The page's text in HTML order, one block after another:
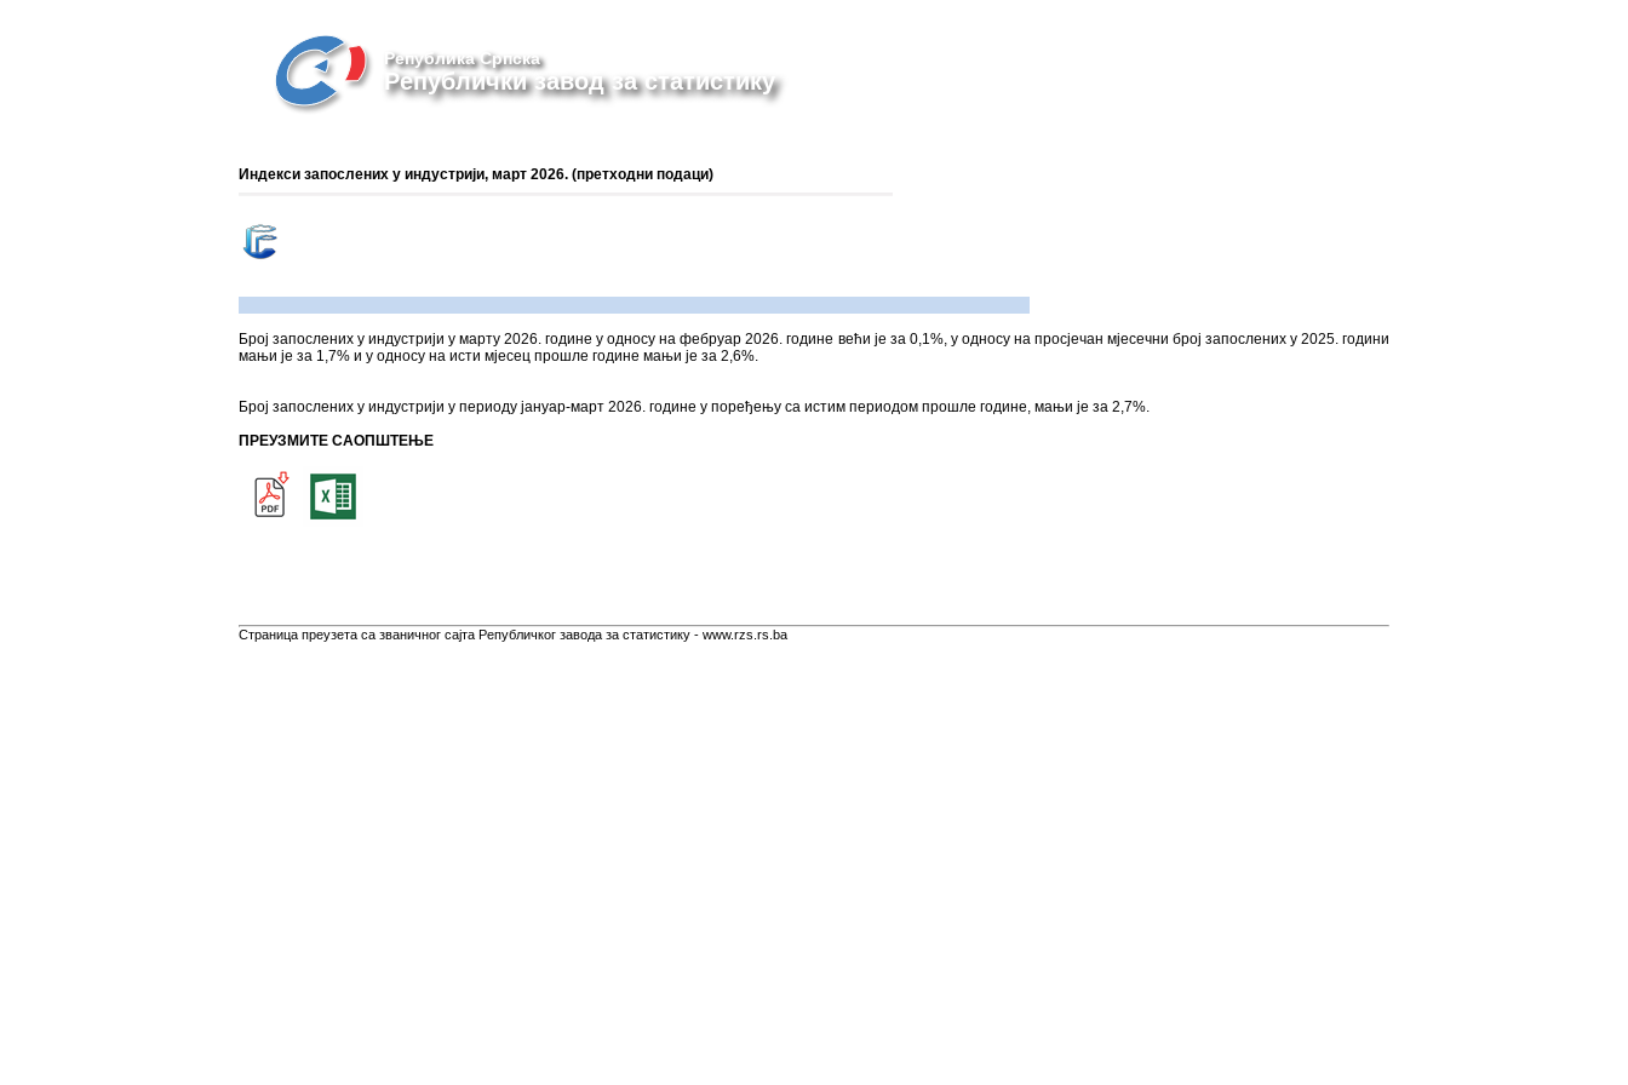
Република Српска
Републички завод за статистику
Индекси запослених у индустрији, март 2026. (претходни подаци)
Број запослених у индустрији у марту 2026. године у односу на фебруар 2026. године већи је за 0,1%, у односу на просјечан мјесечни број запослених у 2025. години
мањи је за 1,7% и у односу на исти мјесец прошле године мањи је за 2,6%.
Број запослених у индустрији у периоду јануар-март 2026. године у поређењу са истим периодом прошле године, мањи је за 2,7%.
ПРЕУЗМИТЕ САОПШТЕЊЕ
Страница преузета са званичног сајта Републичког завода за статистику - www.rzs.rs.ba